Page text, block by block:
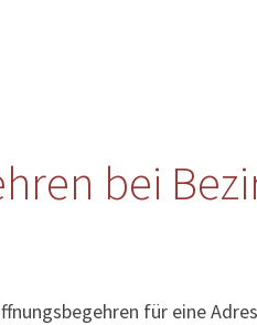
bei
für eine